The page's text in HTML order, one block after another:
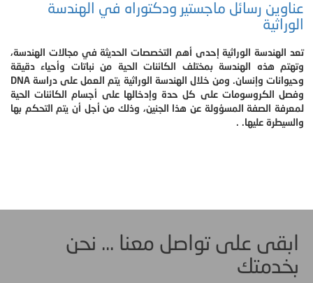
عناوين رسائل ماجستير ودكتوراه في الهندسة
الوراثية
تعد الهندسة الوراثية إحدى أهم التخصصات الحديثة في مجالات الهندسة،
وتهتم هذه الهندسة بمختلف الكائنات الحية من نباتات وأحياء دقيقة
وحيوانات وإنسان. ومن خلال الهندسة الوراثية يتم العمل على دراسة DNA
وفصل الكروسومات على كل حدة وإدخالها على أجسام الكائنات الحية
لمعرفة الصفة المسؤولة عن هذا الجنين، وذلك من أجل أن يتم التحكم بها
والسيطرة عليها. .
ابقى على تواصل معنا ... نحن
بخدمتك